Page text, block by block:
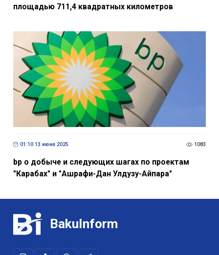
площадью 711,4 квадратных километров
01:10 13 июня 2025 1083
bp о добыче и следующих шагах по проектам
"Карабах" и "Ашрафи-Дан Улдузу-Айпара"
BakuInform